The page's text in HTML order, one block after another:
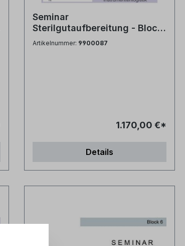
Seminar
Sterilgutaufbereitung - Block
3 bis 5 - Instrumentenkunde,
Artikelnummer: 9900087
1.170,00 €*
Details